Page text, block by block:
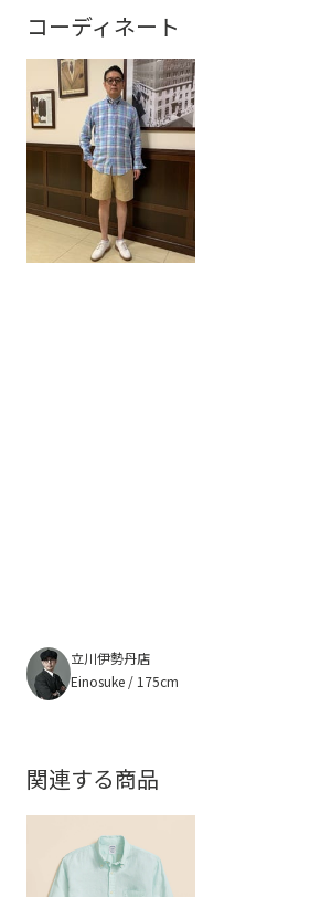
コーディネート
立川伊勢丹店
Einosuke / 175cm
関連する商品